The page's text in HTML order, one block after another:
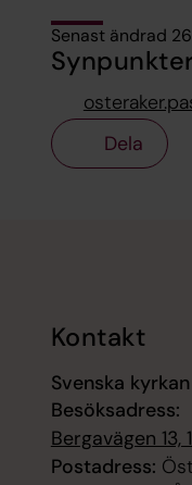
Senast ändrad
Dela
Kontakt
Svenska
Besöksadress:
Bergavägen
Postadress: